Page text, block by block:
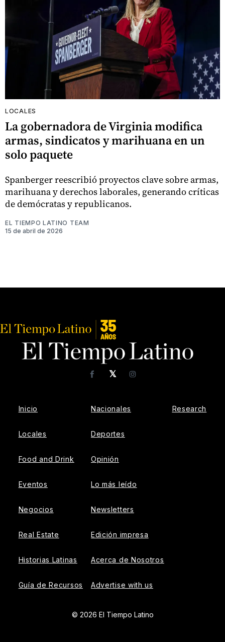
LOCALES
La gobernadora de Virginia modifica
armas, sindicatos y marihuana en un
solo paquete
Spanberger reescribió proyectos clave sobre armas,
marihuana y derechos laborales, generando críticas
de demócratas y republicanos.
EL TIEMPO LATINO TEAM
15 de abril de 2026
𝕏
FacebookInstagram
Inicio
Locales
Food and Drink
Eventos
Negocios
Real Estate
Historias Latinas
Guía de Recursos
Nacionales
Deportes
Opinión
Lo más leído
Newsletters
Edición impresa
Acerca de Nosotros
Advertise with us
Research
© 2026 El Tiempo Latino